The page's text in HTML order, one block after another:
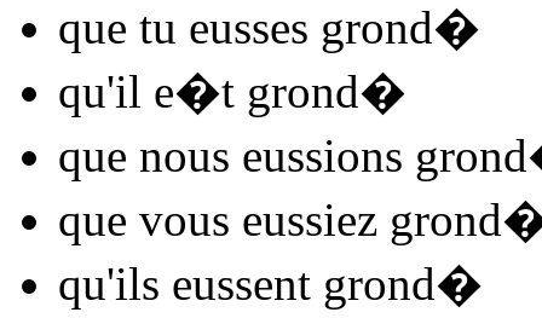
que tu eusses grond�
qu'il e�t grond�
que nous eussions grond
que vous eussiez grond
qu'ils eussent grond�